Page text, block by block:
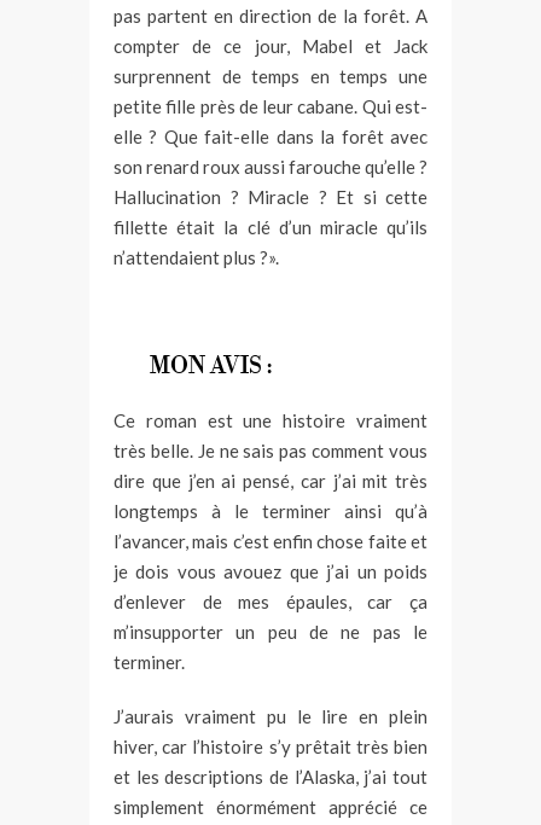
pas partent en direction de la forêt. A
compter de ce jour, Mabel et Jack
surprennent de temps en temps une
petite fille près de leur cabane. Qui est-
elle ? Que fait-elle dans la forêt avec
son renard roux aussi farouche qu’elle ?
Hallucination ? Miracle ? Et si cette
fillette était la clé d’un miracle qu’ils
n’attendaient plus ?».
MON AVIS :
Ce roman est une histoire vraiment
très belle. Je ne sais pas comment vous
dire que j’en ai pensé, car j’ai mit très
longtemps à le terminer ainsi qu’à
l’avancer, mais c’est enfin chose faite et
je dois vous avouez que j’ai un poids
d’enlever de mes épaules, car ça
m’insupporter un peu de ne pas le
terminer.
J’aurais vraiment pu le lire en plein
hiver, car l’histoire s’y prêtait très bien
et les descriptions de l’Alaska, j’ai tout
simplement énormément apprécié ce